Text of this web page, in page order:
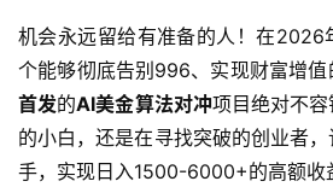
机会永远留给有准备的人！在2026
个能够彻底告别996、实现财富增
首发的AI美金算法对冲项目绝对不
的小白，还是在寻找突破的创业者
手，实现日入1500-6000+的高额收